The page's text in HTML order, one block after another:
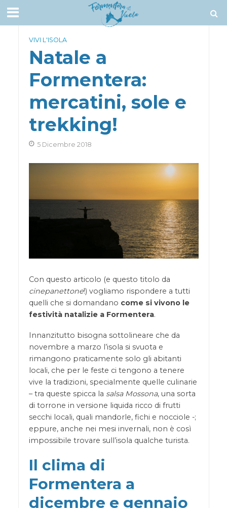
VIVI L'ISOLA
Natale a
Formentera:
mercatini, sole e
trekking!
5 Dicembre 2018
Con questo articolo (e questo titolo da
cinepanettone!) vogliamo rispondere a tutti
quelli che si domandano come si vivono le
festività natalizie a Formentera.
Innanzitutto bisogna sottolineare che da
novembre a marzo l’isola si svuota e
rimangono praticamente solo gli abitanti
locali, che per le feste ci tengono a tenere
vive la tradizioni, specialmente quelle culinarie
– tra queste spicca la salsa Mossona, una sorta
di torrone in versione liquida ricco di frutti
secchi locali, quali mandorle, fichi e nocciole -;
eppure, anche nei mesi invernali, non è così
impossibile trovare sull’isola qualche turista.
Il clima di
Formentera a
dicembre e gennaio